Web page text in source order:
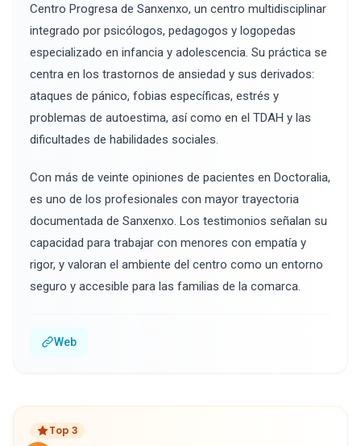
Centro Progresa de Sanxenxo, un centro multidisciplinar
integrado por psicólogos, pedagogos y logopedas
especializado en infancia y adolescencia. Su práctica se
centra en los trastornos de ansiedad y sus derivados:
ataques de pánico, fobias específicas, estrés y
problemas de autoestima, así como en el TDAH y las
dificultades de habilidades sociales.
Con más de veinte opiniones de pacientes en Doctoralia,
es uno de los profesionales con mayor trayectoria
documentada de Sanxenxo. Los testimonios señalan su
capacidad para trabajar con menores con empatía y
rigor, y valoran el ambiente del centro como un entorno
seguro y accesible para las familias de la comarca.
Web
Top 3